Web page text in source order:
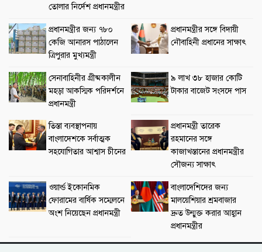
তোলার নির্দেশ প্রধানমন্ত্রীর
প্রধানমন্ত্রীর জন্য ৭৮০
কেজি আনারস পাঠালেন
ত্রিপুরার মুখ্যমন্ত্রী
প্রধানমন্ত্রীর সঙ্গে বিদায়ী
নৌবাহিনী প্রধানের সাক্ষাৎ
সেনাবাহিনীর গ্রীষ্মকালীন
মহড়া আকস্মিক পরিদর্শনে
প্রধানমন্ত্রী
৯ লাখ ৩৮ হাজার কোটি
টাকার বাজেট সংসদে পাস
তিস্তা ব্যবস্থাপনায়
বাংলাদেশকে সর্বাত্মক
সহযোগিতার আশ্বাস চীনের
প্রধানমন্ত্রী তারেক
রহমানের সঙ্গে
কাজাখস্তানের প্রধানমন্ত্রীর
সৌজন্য সাক্ষাৎ
ওয়ার্ল্ড ইকোনমিক
ফোরামের বার্ষিক সম্মেলনে
অংশ নিয়েছেন প্রধানমন্ত্রী
বাংলাদেশিদের জন্য
মালয়েশিয়ার শ্রমবাজার
দ্রুত উন্মুক্ত করার আহ্বান
প্রধানমন্ত্রীর